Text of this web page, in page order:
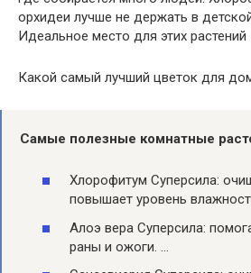
орхидеи лучше не держать в
Идеальное место для этих растений
Какой самый лучший цветок для
Самые полезные комнатные
Хлорофитум Суперсила:
повышает уровень
Алоэ вера Суперсила:
раны и ожоги. …